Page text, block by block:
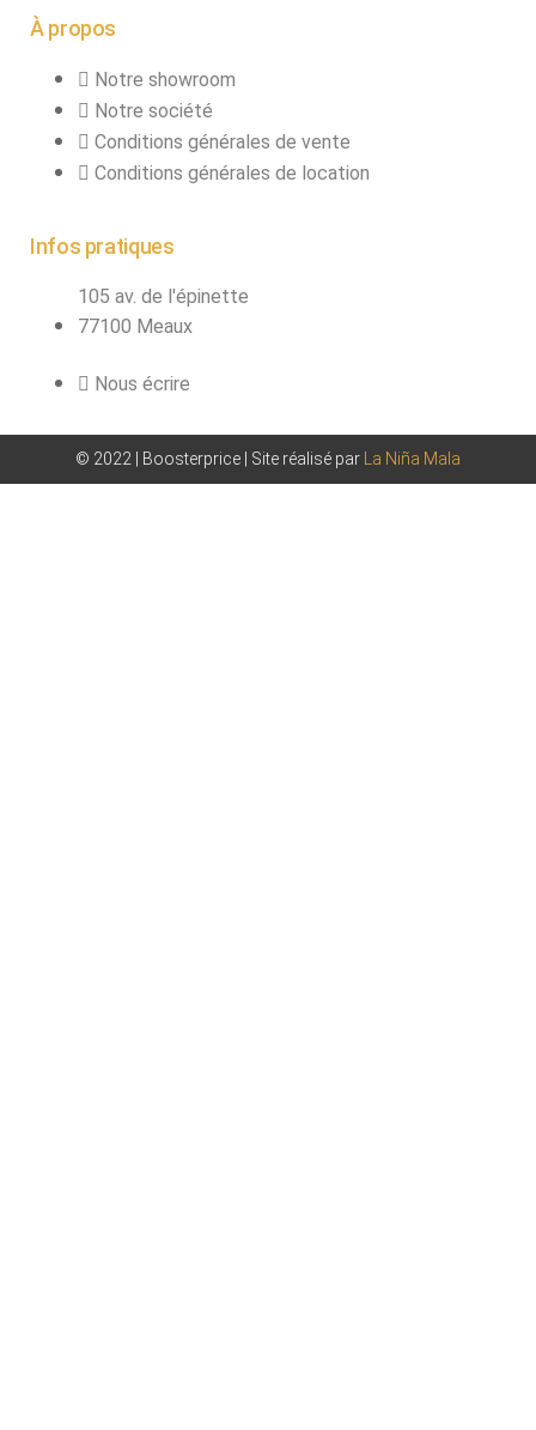
À propos
Notre showroom
Notre société
Conditions générales de vente
Conditions générales de location
Infos pratiques
105 av. de l'épinette
77100 Meaux
Nous écrire
© 2022 | Boosterprice | Site réalisé par La Niña Mala